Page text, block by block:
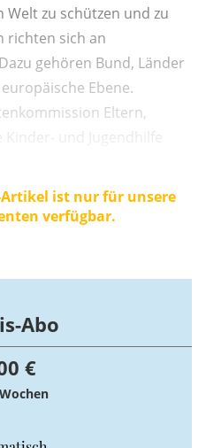
Welt zu schützen und zu
richten sich an
gehören Bund, Länder
Ebene.
Eltern,
und Jugendhilfe
Diensten sollen künftig
Hier operieren die
ist nur für unsere
verfügbar.
Abo
€